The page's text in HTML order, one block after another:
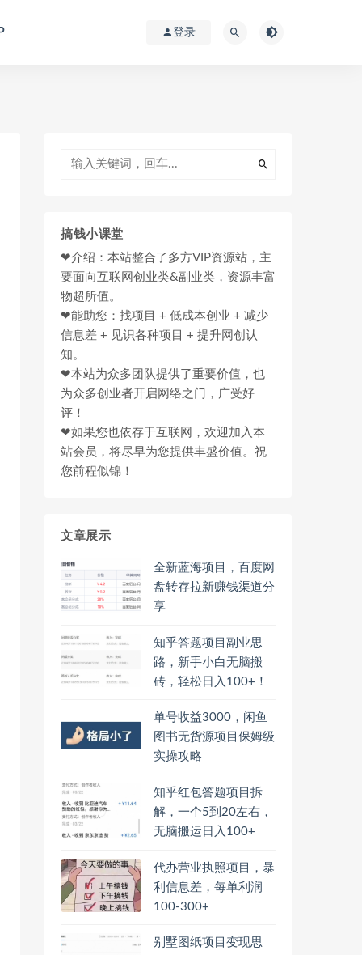
登录
搞钱小课堂
❤介绍：本站整合了多方VIP资源站，主
要面向互联网创业类&副业类，资源丰富
物超所值。
❤能助您：找项目 + 低成本创业 + 减少
信息差 + 见识各种项目 + 提升网创认
知。
❤本站为众多团队提供了重要价值，也
为众多创业者开启网络之门，广受好
评！
❤如果您也依存于互联网，欢迎加入本
站会员，将尽早为您提供丰盛价值。祝
您前程似锦！
文章展示
全新蓝海项目，百度网
盘转存拉新赚钱渠道分
享
知乎答题项目副业思
路，新手小白无脑搬
砖，轻松日入100+！
单号收益3000，闲鱼
图书无货源项目保姆级
实操攻略
知乎红包答题项目拆
解，一个5到20左右，
无脑搬运日入100+
代办营业执照项目，暴
利信息差，每单利润
100-300+
别墅图纸项目变现思